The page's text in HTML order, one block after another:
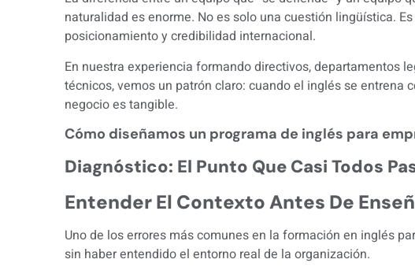
naturalidad es enorme. No es solo una cuestión lingüística.
posicionamiento y credibilidad internacional.
En nuestra experiencia formando directivos, departamentos
técnicos, vemos un patrón claro: cuando el inglés se entrena
negocio es tangible.
Cómo diseñamos un programa de inglés para
Diagnóstico: El Punto Que Casi Todos
Entender El Contexto Antes De
Uno de los errores más comunes en la formación en inglés
sin haber entendido el entorno real de la organización.